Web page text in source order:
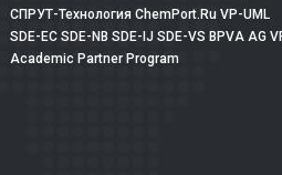
СПРУТ-Технология ChemPort.Ru VP-UML
SDE-EC SDE-NB SDE-IJ SDE-VS BPVA AG
Academic Partner Program